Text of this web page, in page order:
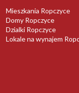
Mieszkania Ropczyce
Domy Ropczyce
Dzialki Ropczyce
Lokale na wynajem